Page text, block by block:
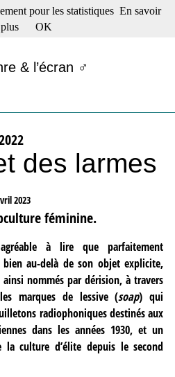
☰ Menu
& l’écran ♂
des larmes
2023
féminine.
à lire que parfaitement
bien au-delà de son objet explicite,
nommés par dérision, à travers
marques de lessive (soap) qui
radiophoniques destinés aux
dans les années 1930, et un
la culture d’élite depuis le second
pour les statistiques En savoir
plus
OK